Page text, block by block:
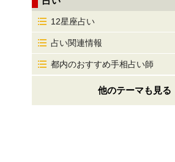
12星座占い
占い関連情報
都内のおすすめ手相占い師
他のテーマも見る